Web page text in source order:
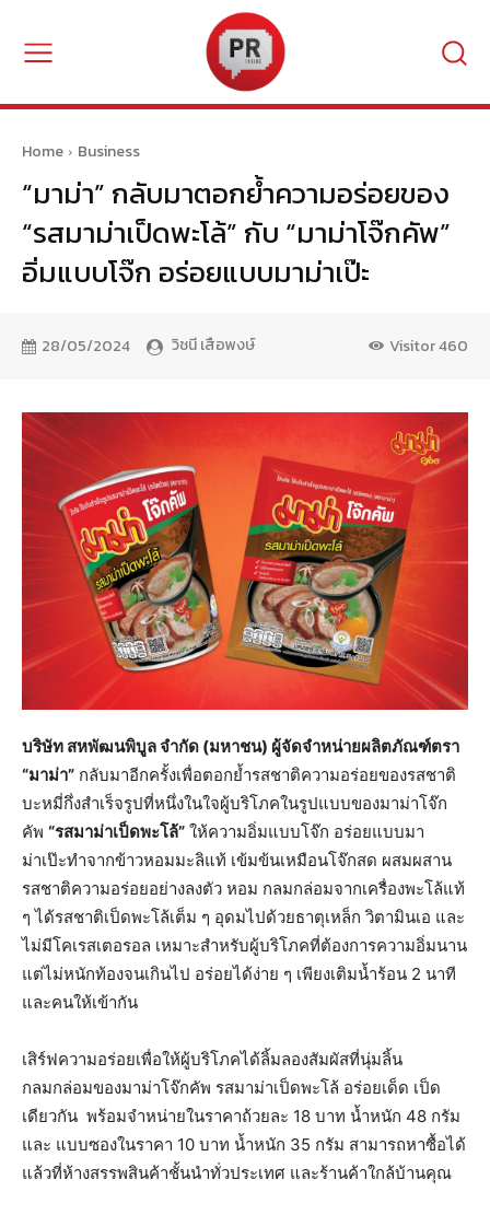
Home Business
“มาม่า” กลับมาตอกย้ำความอร่อยของ
“รสมาม่าเป็ดพะโล้” กับ “มาม่าโจ๊กคัพ”
อิ่มแบบโจ๊ก อร่อยแบบมาม่าเป๊ะ
28/05/2024 วิชนี เสือพงษ์ Visitor460
บริษัท สหพัฒนพิบูล จำกัด (มหาชน) ผู้จัดจำหน่ายผลิตภัณฑ์ตรา
“มาม่า” กลับมาอีกครั้งเพื่อตอกย้ำรสชาติความอร่อยของรสชาติ
บะหมี่กึ่งสำเร็จรูปที่หนึ่งในใจผู้บริโภคในรูปแบบของมาม่าโจ๊ก
คัพ “รสมาม่าเป็ดพะโล้” ให้ความอิ่มแบบโจ๊ก อร่อยแบบมา
ม่าเป๊ะทำจากข้าวหอมมะลิแท้ เข้มข้นเหมือนโจ๊กสด ผสมผสาน
รสชาติความอร่อยอย่างลงตัว หอม กลมกล่อมจากเครื่องพะโล้แท้
ๆ ได้รสชาติเป็ดพะโล้เต็ม ๆ อุดมไปด้วยธาตุเหล็ก วิตามินเอ และ
ไม่มีโคเรสเตอรอล เหมาะสำหรับผู้บริโภคที่ต้องการความอิ่มนาน
แต่ไม่หนักท้องจนเกินไป อร่อยได้ง่าย ๆ เพียงเติมน้ำร้อน 2 นาที
และคนให้เข้ากัน
เสิร์ฟความอร่อยเพื่อให้ผู้บริโภคได้ลิ้มลองสัมผัสที่นุ่มลิ้น
กลมกล่อมของมาม่าโจ๊กคัพ รสมาม่าเป็ดพะโล้ อร่อยเด็ด เป็ด
เดียวกัน พร้อมจำหน่ายในราคาถ้วยละ 18 บาท น้ำหนัก 48 กรัม
และ แบบซองในราคา 10 บาท น้ำหนัก 35 กรัม สามารถหาซื้อได้
แล้วที่ห้างสรรพสินค้าชั้นนำทั่วประเทศ และร้านค้าใกล้บ้านคุณ